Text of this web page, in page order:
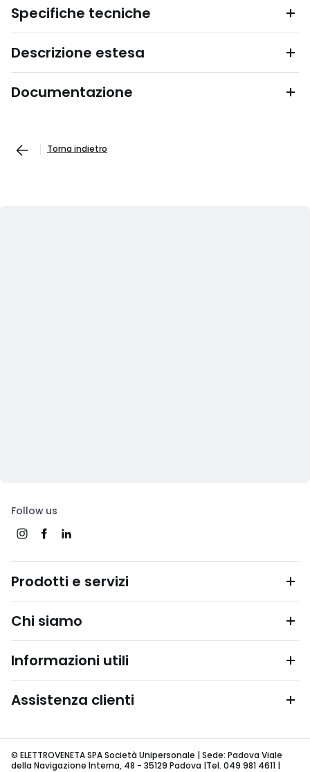
Specifiche tecniche
Descrizione estesa
Documentazione
Torna indietro
Follow us
Prodotti e servizi
Chi siamo
Informazioni utili
Assistenza clienti
© ELETTROVENETA SPA Società Unipersonale | Sede: Padova Viale
della Navigazione Interna, 48 - 35129 Padova |Tel. 049 981 4611 |